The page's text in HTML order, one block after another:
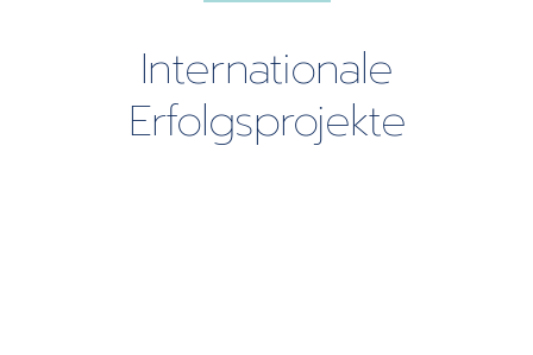
Internationale
Erfolgsprojekte